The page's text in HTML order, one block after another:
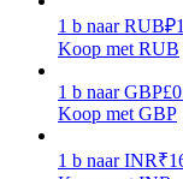
Leer hoe u
1 b naar RUB₽
Koop met RUB
1 b naar GBP£
Koop met GBP
1 b naar INR₹